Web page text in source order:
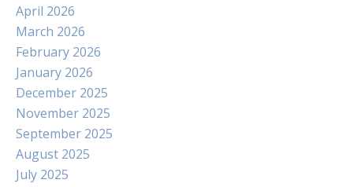
April 2026
March 2026
February 2026
January 2026
December 2025
November 2025
September 2025
August 2025
July 2025